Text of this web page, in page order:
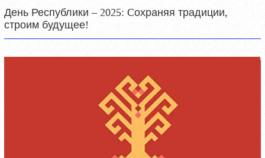
День Республики – 2025: Cохраняя традиции,
строим будущее!